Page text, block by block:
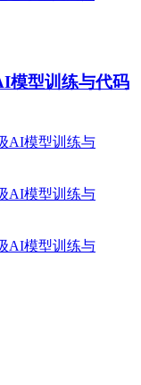
模型训练与代码